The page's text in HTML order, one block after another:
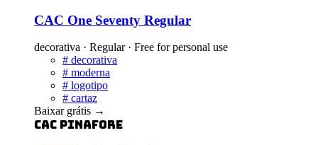
CAC One Seventy Regular
decorativa · Regular · Free for personal use
# decorativa
# moderna
# logotipo
# cartaz
Baixar grátis →
CAC Pinafore